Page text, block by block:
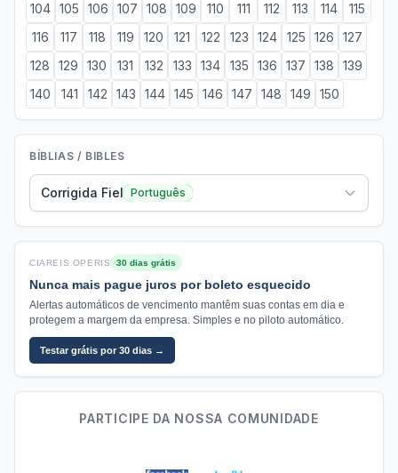
104 105 106 107 108 109 110 111 112 113 114
115
116
117 118 119 120 121 122 123 124 125 126
127
128
129 130 131 132 133 134 135 136 137 138
139
140
141 142 143 144 145 146 147 148 149 150
BÍBLIAS / BIBLES
Corrigida Fiel Português
CIAREIS OPERIS 30 dias grátis
Nunca mais pague juros por boleto esquecido
Alertas automáticos de vencimento mantêm suas contas em dia e
protegem a margem da empresa. Simples e no piloto automático.
Testar grátis por 30 dias →
PARTICIPE DA NOSSA COMUNIDADE